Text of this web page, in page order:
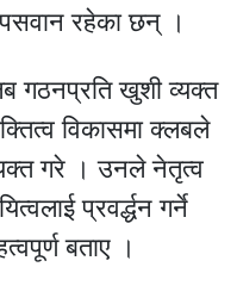
रहेका छन् ।
गठनप्रति खुशी व्यक्त
विकासमा क्लबले
गरे । उनले नेतृत्व
प्रवर्द्धन गर्ने
बताए ।